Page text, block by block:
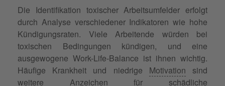
Die Identifikation toxischer Arbeitsumfelder erfolgt
durch Analyse verschiedener Indikatoren wie hohe
Kündigungsraten. Viele Arbeitende würden bei
toxischen Bedingungen kündigen, und eine
ausgewogene Work-Life-Balance ist ihnen wichtig.
Häufige Krankheit und niedrige Motivation sind
weitere Anzeichen für schädliche